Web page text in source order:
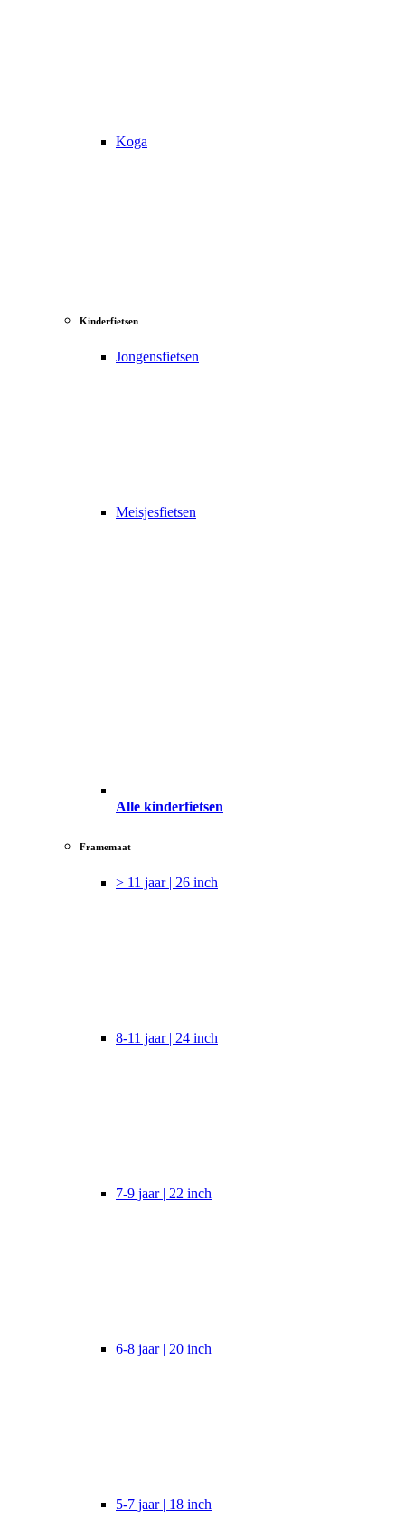
Koga
Kinderfietsen
Jongensfietsen
Meisjesfietsen
Alle kinderfietsen
Framemaat
> 11 jaar | 26 inch
8-11 jaar | 24 inch
7-9 jaar | 22 inch
6-8 jaar | 20 inch
5-7 jaar | 18 inch